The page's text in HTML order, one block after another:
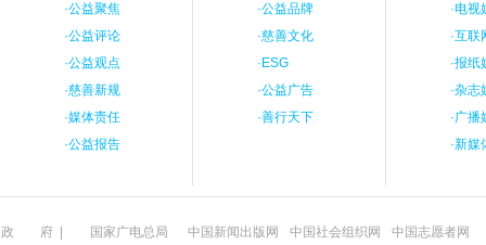
·公益聚焦
·公益评论
·公益观点
·慈善新规
·媒体责任
·公益报告
·公益品牌
·慈善文化
· ESG
·公益广告
·善行天下
·电视
·互联
·报纸
·杂志
·广播
·新媒
政 府 | 国家广电总局 中国新闻出版网 中国社会组织网
中国志愿者网